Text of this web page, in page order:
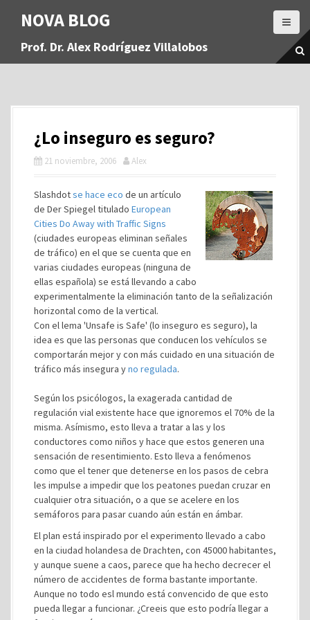
a
NOVA BLOG
Prof. Dr. Alex Rodríguez Villalobos
¿Lo inseguro es seguro?
21 noviembre, 2006 Alex
Slashdotse hace eco de un artículo
de Der Spiegel titulado European
Cities Do Away with Traffic Signs
(ciudades europeas eliminan señales
de tráfico) en el que se cuenta que en
varias ciudades europeas (ninguna de
ellas española) se está llevando a cabo
experimentalmente la eliminación tanto de la señalización
horizontal como de la vertical.
Con el lema 'Unsafe is Safe' (lo inseguro es seguro), la
idea es que las personas que conducen los vehículos se
comportarán mejor y con más cuidado en una situación de
tráfico más insegura yno regulada.
Según los psicólogos, la exagerada cantidad de
regulación vial existente hace que ignoremos el 70% de la
misma. Asímismo, esto lleva a tratar a las y los
conductores como niños y hace que estos generen una
sensación de resentimiento. Esto lleva a fenómenos
como que el tener que detenerse en los pasos de cebra
les impulse a impedir que los peatones puedan cruzar en
cualquier otra situación, o a que se acelere en los
semáforos para pasar cuando aún están en ámbar.
El plan está inspirado por el experimento llevado a cabo
en la ciudad holandesa de Drachten, con 45000 habitantes,
y aunque suene a caos, parece que ha hecho decrecer el
número de accidentes de forma bastante importante.
Aunque no todo esl mundo está convencido de que esto
pueda llegar a funcionar. ¿Creeis que esto podría llegar a